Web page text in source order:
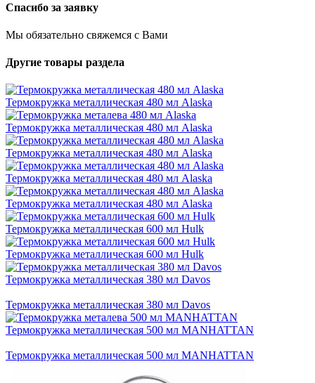
Спасибо за заявку
Мы обязательно свяжемся с Вами
Другие товары раздела
Термокружка металлическая 480 мл Alaska
Термокружка металлическая 480 мл Alaska
Термокружка металлическая 480 мл Alaska
Термокружка металлическая 480 мл Alaska
Термокружка металлическая 480 мл Alaska
Термокружка металлическая 600 мл Hulk
Термокружка металлическая 600 мл Hulk
Термокружка металлическая 380 мл Davos
Термокружка металлическая 380 мл Davos
Термокружка металлическая 500 мл MANHATTAN
Термокружка металлическая 500 мл MANHATTAN